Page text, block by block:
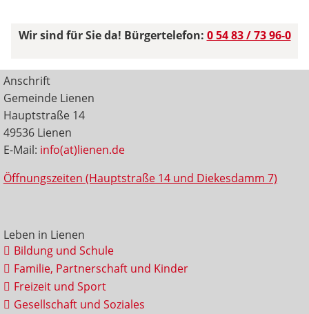
Wir sind für Sie da! Bürgertelefon: 0 54 83 / 73 96-0
Anschrift
Gemeinde Lienen
Hauptstraße 14
49536 Lienen
E-Mail: info(at)lienen.de
Öffnungszeiten (Hauptstraße 14 und Diekesdamm 7)
Leben in Lienen
Bildung und Schule
Familie, Partnerschaft und Kinder
Freizeit und Sport
Gesellschaft und Soziales